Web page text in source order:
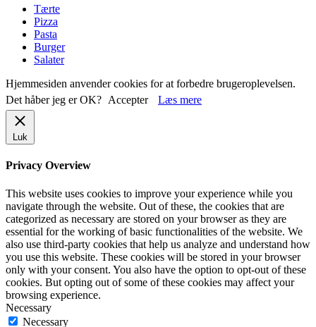
Tærte
Pizza
Pasta
Burger
Salater
Hjemmesiden anvender cookies for at forbedre brugeroplevelsen.
Det håber jeg er OK? Accepter Læs mere
Luk
Privacy Overview
This website uses cookies to improve your experience while you
navigate through the website. Out of these, the cookies that are
categorized as necessary are stored on your browser as they are
essential for the working of basic functionalities of the website. We
also use third-party cookies that help us analyze and understand how
you use this website. These cookies will be stored in your browser
only with your consent. You also have the option to opt-out of these
cookies. But opting out of some of these cookies may affect your
browsing experience.
Necessary
Necessary